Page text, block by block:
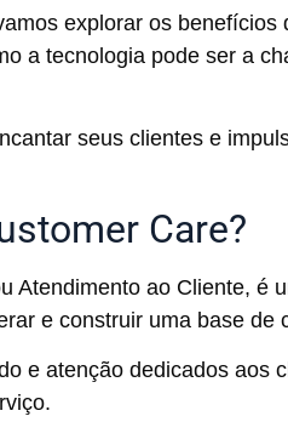
explorar os
a tecnologia pode ser a
seus clientes e
Care?
Atendimento ao Cliente, é
e construir uma base de
e atenção dedicados aos